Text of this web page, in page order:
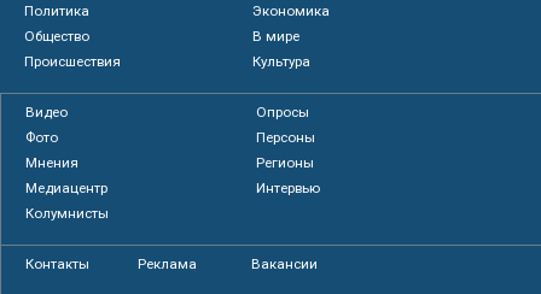
Политика
Экономика
Общество
В мире
Происшествия
Культура
Видео
Опросы
Фото
Персоны
Мнения
Регионы
Медиацентр
Интервью
Колумнисты
Контакты Реклама Вакансии